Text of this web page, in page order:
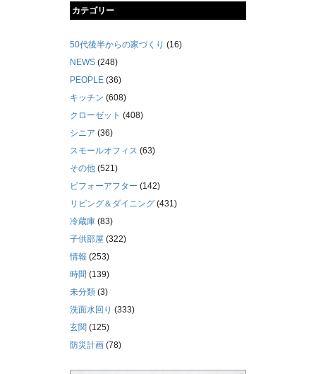
カテゴリー
50代後半からの家づくり (16)
NEWS (248)
PEOPLE (36)
キッチン (608)
クローゼット (408)
シニア (36)
スモールオフィス (63)
その他 (521)
ビフォーアフター (142)
リビング＆ダイニング (431)
冷蔵庫 (83)
子供部屋 (322)
情報 (253)
時間 (139)
未分類 (3)
洗面水回り (333)
玄関 (125)
防災計画 (78)